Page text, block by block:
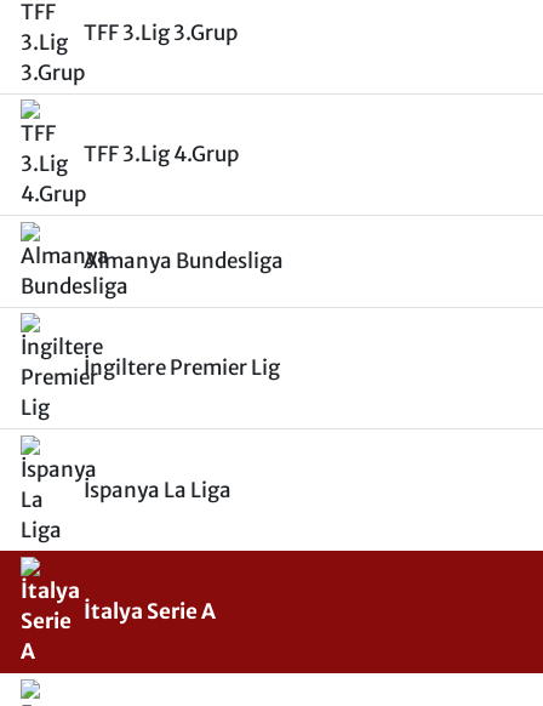
TFF 3.Lig 3.Grup
TFF 3.Lig 4.Grup
Almanya Bundesliga
İngiltere Premier Lig
İspanya La Liga
İtalya Serie A